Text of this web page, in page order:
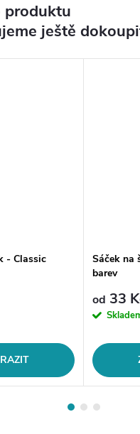
produktu
ještě
- Classic
Sáček na
barev
od 33